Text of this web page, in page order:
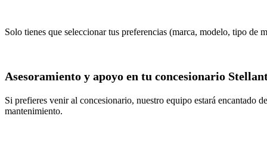
Solo tienes que seleccionar tus preferencias (marca, modelo, tipo de
Asesoramiento y apoyo en tu concesionario
Si prefieres venir al concesionario, nuestro equipo estará encantado
mantenimiento.